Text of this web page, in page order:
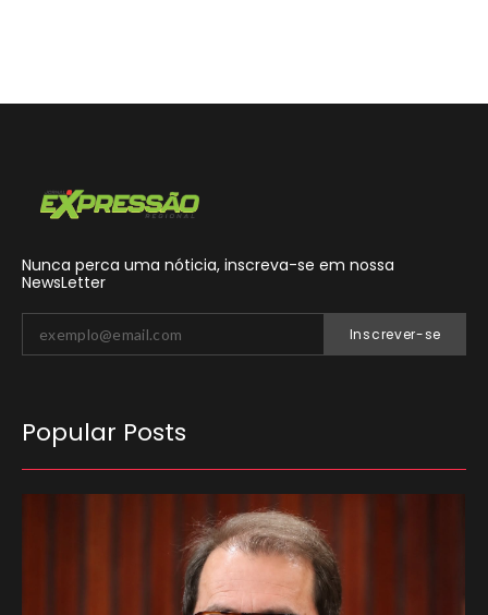
Nunca perca uma nóticia, inscreva-se em nossa
NewsLetter
Inscrever-se
Popular Posts